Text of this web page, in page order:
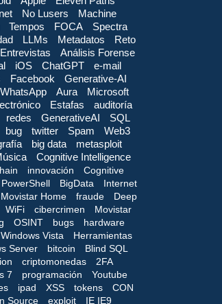
No Lusers
Machine
Tempos FOCA
Spectra
LLMs Metadatos
Reto
Entrevistas
Análisis Forense
iOS ChatGPT
e-mail
Facebook
Generative-AI
WhatsApp Aura
Microsoft
Estafas
auditoría
redes GenerativeAI
SQL
bug twitter Spam
Web3
big data
metasploit
Cognitive Intelligence
innovación
Cognitive
PowerShell BigData
Internet
Movistar Home fraude
Deep
WiFi cibercrimen
Movistar
OSINT bugs
hardware
Windows Vista
Herramientas
Server
bitcoin
Blind SQL
criptomonedas
2FA
7
programación
Youtube
ipad XSS tokens
CON
Source
exploit
IE IE9